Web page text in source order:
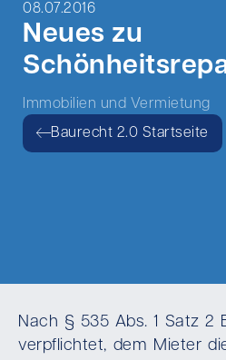
08.07.2016
Neues zu
Immobilien und Vermietung
Baurecht 2.0 Startseite
Nach § 535 Abs. 1 Satz 2
verpflichtet, dem Mieter